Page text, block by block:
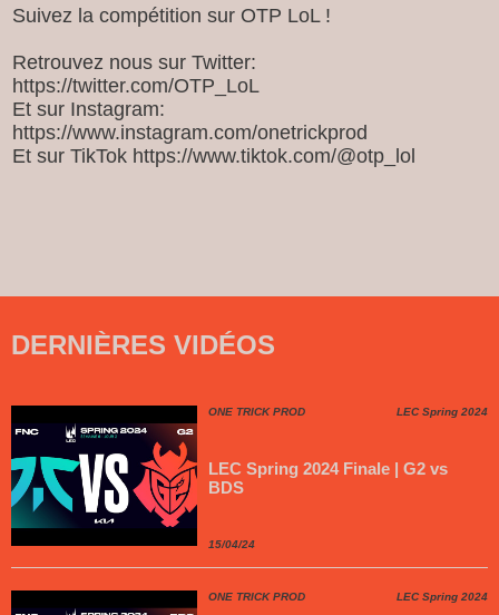
Suivez la compétition sur OTP LoL !
Retrouvez nous sur Twitter:
https://twitter.com/OTP_LoL
Et sur Instagram:
https://www.instagram.com/onetrickprod
Et sur TikTok https://www.tiktok.com/@otp_lol
DERNIÈRES VIDÉOS
ONE TRICK PROD LEC Spring 2024
LEC Spring 2024 Finale | G2 vs
BDS
15/04/24
ONE TRICK PROD LEC Spring 2024